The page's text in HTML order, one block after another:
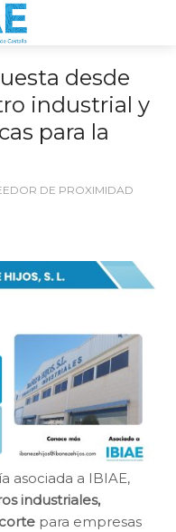
desde
industrial y
para la
DE PROXIMIDAD
asociada a IBIAE,
industriales,
para empresas